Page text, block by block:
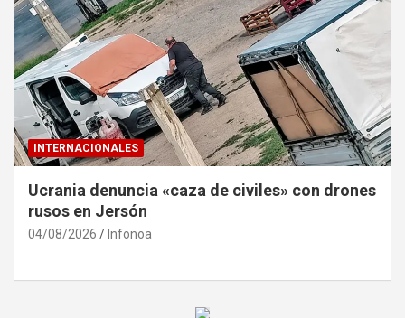
INTERNACIONALES
Ucrania denuncia «caza de civiles» con drones
rusos en Jersón
04/08/2026 Infonoa